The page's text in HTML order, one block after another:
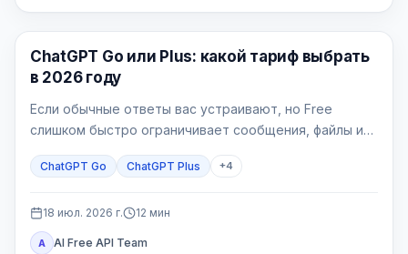
ChatGPT
ChatGPT Go или Plus: какой тариф выбрать
в 2026 году
Если обычные ответы вас устраивают, но Free
слишком быстро ограничивает сообщения, файлы или
конкретная рабочая задача упирается в более
Codex или другой доступ Plus.
ChatGPT Go ChatGPT Plus +4
18 июл. 2026 г. 12 мин
A AI Free API Team